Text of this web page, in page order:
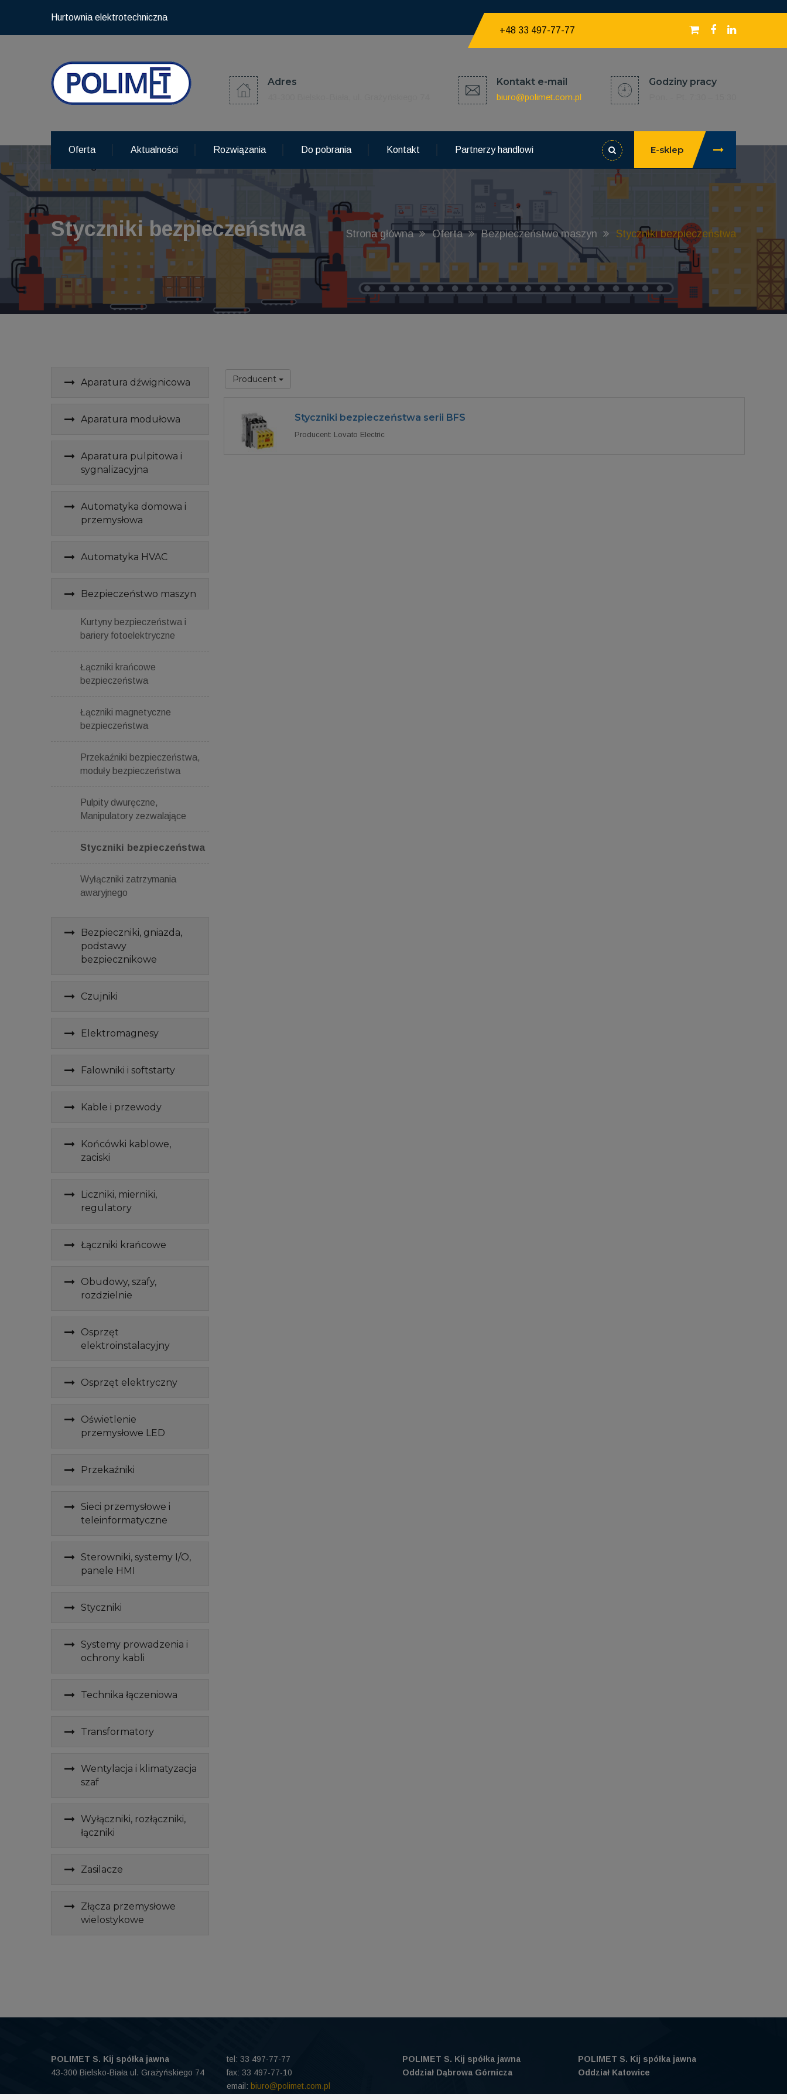
Hurtownia elektrotechniczna
+48 33 497-77-77
Adres Kontakt e-mail
biuro@polimet.com.pl
Godziny pracy
Oferta Aktualności Rozwiązania Do pobrania Kontakt Partnerzy handlowi E-sklep
Styczniki bezpieczeństwa Strona główna Oferta Bezpieczeństwo maszyn Styczniki bezpieczeństwa
Aparatura dźwignicowa
Aparatura modułowa
Aparatura pulpitowa i
sygnalizacyjna
Automatyka domowa i
przemysłowa
Automatyka HVAC
Bezpieczeństwo maszyn
Kurtyny bezpieczeństwa i
bariery fotoelektryczne
Łączniki krańcowe
bezpieczeństwa
Łączniki magnetyczne
bezpieczeństwa
Przekaźniki bezpieczeństwa,
moduły bezpieczeństwa
Pulpity dwuręczne,
Manipulatory zezwalające
Styczniki bezpieczeństwa
Wyłączniki zatrzymania
awaryjnego
Bezpieczniki, gniazda,
podstawy
bezpiecznikowe
Czujniki
Elektromagnesy
Falowniki i softstarty
Kable i przewody
Końcówki kablowe,
zaciski
Liczniki, mierniki,
regulatory
Łączniki krańcowe
Obudowy, szafy,
rozdzielnie
Osprzęt
elektroinstalacyjny
Osprzęt elektryczny
Oświetlenie
przemysłowe LED
Przekaźniki
Sieci przemysłowe i
teleinformatyczne
Sterowniki, systemy I/O,
panele HMI
Styczniki
Systemy prowadzenia i
ochrony kabli
Technika łączeniowa
Transformatory
Wentylacja i klimatyzacja
szaf
Wyłączniki, rozłączniki,
łączniki
Zasilacze
Złącza przemysłowe
wielostykowe
Producent
Styczniki bezpieczeństwa serii BFS
Producent: Lovato Electric
POLIMET S. Kij spółka jawna
43-300 Bielsko-Biała ul. Grażyńskiego 74
tel: 33 497-77-77
fax: 33 497-77-10
email: biuro@polimet.com.pl
POLIMET S. Kij spółka jawna
Oddział Dąbrowa Górnicza
POLIMET S. Kij spółka jawna
Oddział Katowice